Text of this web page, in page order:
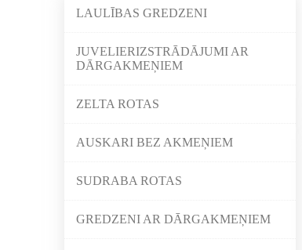
LAULĪBAS GREDZENI
JUVELIERIZSTRĀDĀJUMI AR
DĀRGAKMEŅIEM
ZELTA ROTAS
AUSKARI BEZ AKMEŅIEM
SUDRABA ROTAS
GREDZENI AR DĀRGAKMEŅIEM